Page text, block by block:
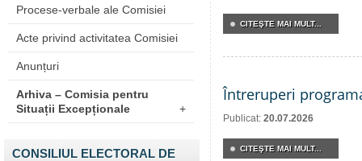
Procese-verbale ale Comisiei
Acte privind activitatea Comisiei
Anunțuri
Arhiva – Comisia pentru
Situații Excepționale
+
CONSILIUL ELECTORAL DE
CITEŞTE MAI MULT...
Întreruperi
Publicat: 20.07.2026
CITEŞTE MAI MULT...